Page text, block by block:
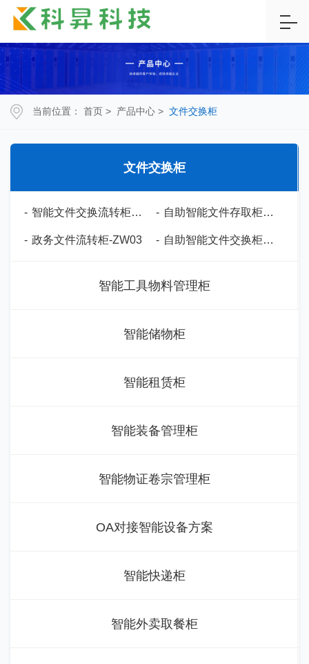
当前位置： 首页 > 产品中心 > 文件交换柜
文件交换柜
- 智能文件交换流转柜-ZW01 - 自助智能文件存取柜-ZW02
- 政务文件流转柜-ZW03 - 自助智能文件交换柜-ZW04
智能工具物料管理柜
智能储物柜
智能租赁柜
智能装备管理柜
智能物证卷宗管理柜
OA对接智能设备方案
智能快递柜
智能外卖取餐柜